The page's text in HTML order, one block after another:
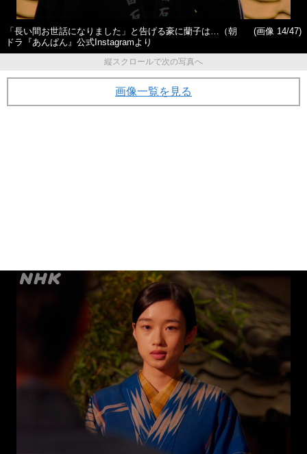
「長い間お世話になりました」と告げる豪に蘭子は…（朝
ドラ『あんぱん』公式Instagramより
(画像 14/47)
縦スクロールで次の写真へ
画像一覧を見る